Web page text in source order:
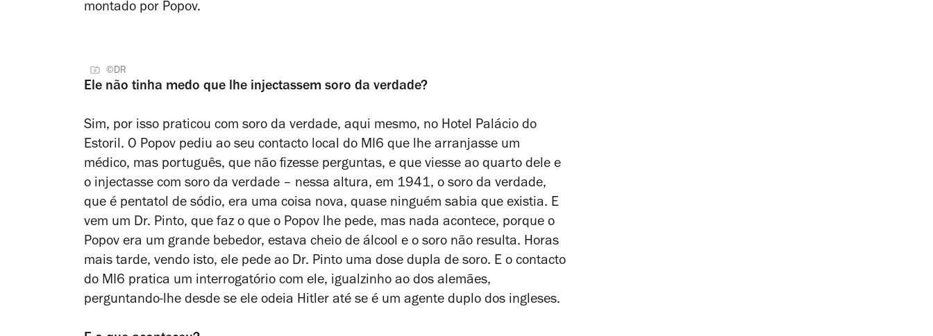
montado por Popov.
©DR
Ele não tinha medo que lhe injectassem soro da verdade?
Sim, por isso praticou com soro da verdade, aqui mesmo, no Hotel Palácio do
Estoril. O Popov pediu ao seu contacto local do MI6 que lhe arranjasse um
médico, mas português, que não fizesse perguntas, e que viesse ao quarto dele e
o injectasse com soro da verdade – nessa altura, em 1941, o soro da verdade,
que é pentatol de sódio, era uma coisa nova, quase ninguém sabia que existia. E
vem um Dr. Pinto, que faz o que o Popov lhe pede, mas nada acontece, porque o
Popov era um grande bebedor, estava cheio de álcool e o soro não resulta. Horas
mais tarde, vendo isto, ele pede ao Dr. Pinto uma dose dupla de soro. E o contacto
do MI6 pratica um interrogatório com ele, igualzinho ao dos alemães,
perguntando-lhe desde se ele odeia Hitler até se é um agente duplo dos ingleses.